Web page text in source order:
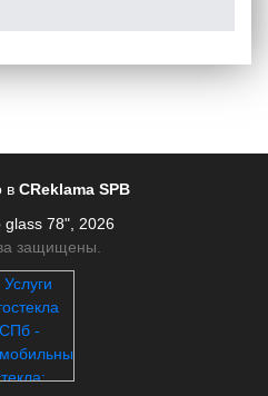
в CReklama SPB
78", 2026
защищены.